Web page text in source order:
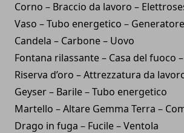
Corno – Braccio da lavoro –
Vaso – Tubo energetico – Generatore
Candela – Carbone – Uovo
Fontana rilassante – Casa del fuoco
Riserva d’oro – Attrezzatura da
Geyser – Barile – Tubo energetico
Martello – Altare Gemma Terra –
Drago in fuga – Fucile – Ventola